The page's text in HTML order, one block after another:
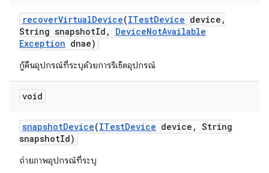
recoverVirtualDevice(ITestDevice device ,
String snapshotId , DeviceNotAvailable
Exception dnae)
กู้คืนอุปกรณ์ที่ระบุด้วยการรีเซ็ตอุปกรณ์
void
snapshotDevice(ITestDevice device , String
snapshotId)
ถ่ายภาพอุปกรณ์ที่ระบุ